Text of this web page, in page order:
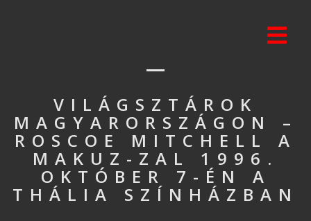
VILÁGSZTÁROK
MAGYARORSZÁGON –
ROSCOE MITCHELL A
MAKUZ-ZAL 1996.
OKTÓBER 7-ÉN A
THÁLIA SZÍNHÁZBAN